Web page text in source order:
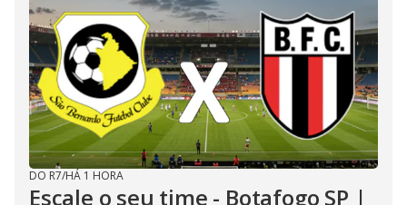
DO R7/HÁ 1 HORA
Escale o seu time - Botafogo SP |